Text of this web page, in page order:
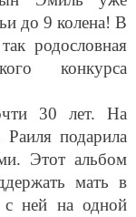
до 9 колена! В
родословная
конкурса
30 лет. На
подарила
Этот альбом
мать в
с ней на одной